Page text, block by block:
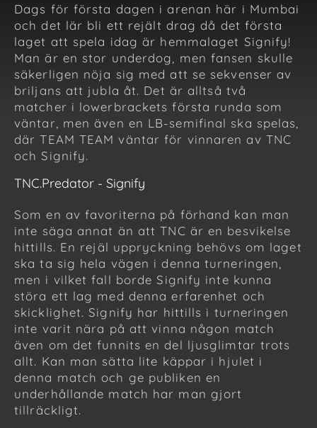
Dags för första dagen i arenan här i Mumbai
och det lär bli ett rejält drag då det första
laget att spela idag är hemmalaget Signify!
Man är en stor underdog, men fansen skulle
säkerligen nöja sig med att se sekvenser av
briljans att jubla åt. Det är alltså två
matcher i lowerbrackets första runda som
väntar, men även en LB-semifinal ska spelas,
där TEAM TEAM väntar för vinnaren av TNC
och Signify.
TNC.Predator - Signify
Som en av favoriterna på förhand kan man
inte säga annat än att TNC är en besvikelse
hittills. En rejäl uppryckning behövs om laget
ska ta sig hela vägen i denna turneringen,
men i vilket fall borde Signify inte kunna
störa ett lag med denna erfarenhet och
skicklighet. Signify har hittills i turneringen
inte varit nära på att vinna någon match
även om det funnits en del ljusglimtar trots
allt. Kan man sätta lite käppar i hjulet i
denna match och ge publiken en
underhållande match har man gjort
tillräckligt.